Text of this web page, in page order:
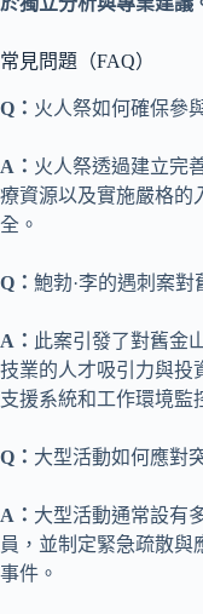
常見問題（FAQ）
Q： 火人祭如何確保參
A： 火人祭透過建立完
療資源以及實施嚴格的
全。
Q： 鮑勃·李的遇刺案對
A： 此案引發了對舊金
技業的人才吸引力與投
支援系統和工作環境監
Q： 大型活動如何應對
A： 大型活動通常設有
員，並制定緊急疏散與
事件。